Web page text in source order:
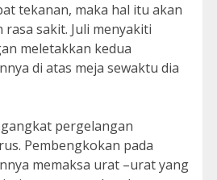
tekanan, maka hal itu akan
sakit. Juli menyakiti
meletakkan kedua
di atas meja sewaktu dia
pergelangan
Pembengkokan pada
memaksa urat –urat yang